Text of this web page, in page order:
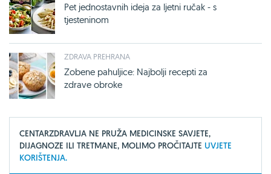
Pet jednostavnih ideja za ljetni ručak - s
tjesteninom
ZDRAVA PREHRANA
Zobene pahuljice: Najbolji recepti za
zdrave obroke
CENTARZDRAVLJA NE PRUŽA MEDICINSKE SAVJETE,
DIJAGNOZE ILI TRETMANE, MOLIMO PROČITAJTE UVJETE
KORIŠTENJA.